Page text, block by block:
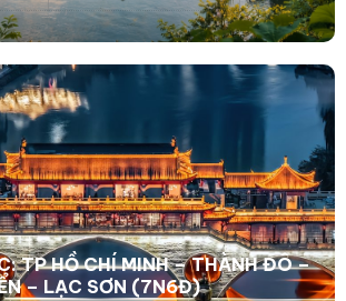
TP HỒ CHÍ MINH – THÀNH ĐÔ –
– LẠC SƠN (7N6Đ)